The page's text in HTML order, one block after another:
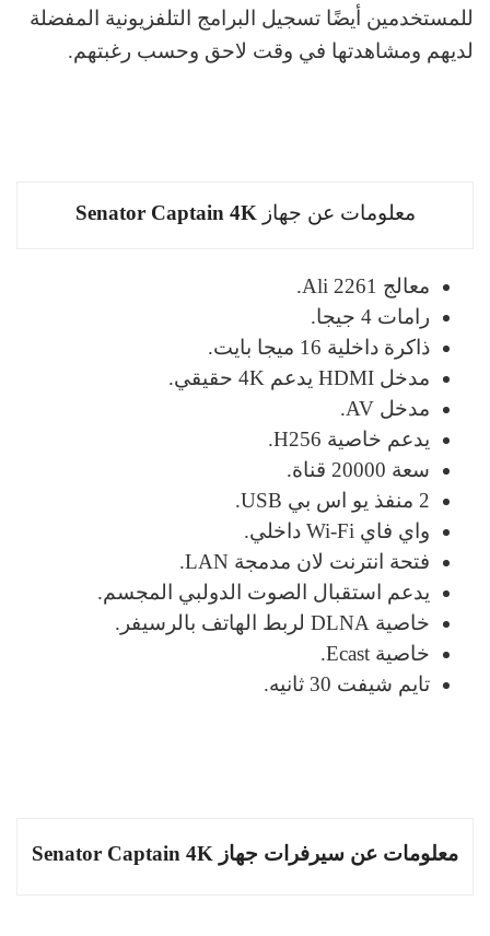
للمستخدمين أيضًا تسجيل البرامج التلفزيونية المفضلة
لديهم ومشاهدتها في وقت لاحق وحسب رغبتهم.
معلومات عن جهاز Senator Captain 4K
معالج Ali 2261.
رامات 4 جيجا.
ذاكرة داخلية 16 ميجا بايت.
مدخل HDMI يدعم 4K حقيقي.
مدخل AV.
يدعم خاصية H256.
سعة 20000 قناة.
2 منفذ يو اس بي USB.
واي فاي Wi-Fi داخلي.
فتحة انترنت لان مدمجة LAN.
يدعم استقبال الصوت الدولبي المجسم.
خاصية DLNA لربط الهاتف بالرسيفر.
خاصية Ecast.
تايم شيفت 30 ثانيه.
معلومات عن سيرفرات جهاز Senator Captain 4K